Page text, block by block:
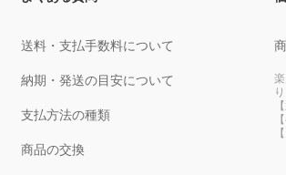
送料・支払手数料について
納期・発送の目安について
支払方法の種類
商品の交換